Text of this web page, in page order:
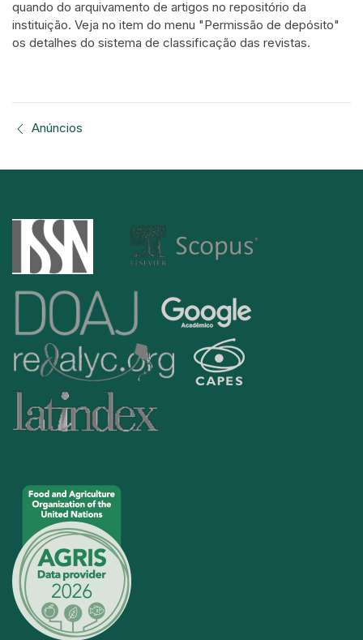
quando do arquivamento de artigos no repositório da
instituição. Veja no item do menu "Permissão de depósito"
os detalhes do sistema de classificação das revistas.
Anúncios